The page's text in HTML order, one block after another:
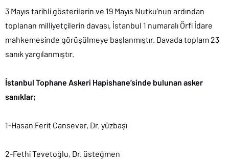
3 Mayıs tarihli gösterilerin ve 19 Mayıs Nutku’nun ardından
toplanan milliyetçilerin davası, İstanbul 1 numaralı Örfi İdare
mahkemesinde görüşülmeye başlanmıştır. Davada toplam 23
sanık yargılanmıştır.
İstanbul Tophane Askeri Hapishane’sinde bulunan asker
sanıklar;
1-Hasan Ferit Cansever, Dr. yüzbaşı
2-Fethi Tevetoğlu, Dr. üsteğmen